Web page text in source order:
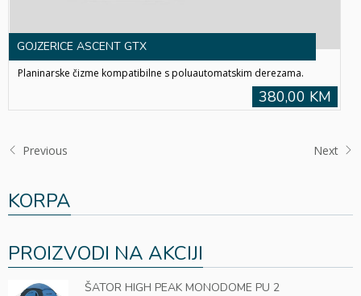
GOJZERICE ASCENT GTX
Planinarske čizme kompatibilne s poluautomatskim derezama.
380,00 KM
Previous Next
KORPA
PROIZVODI NA AKCIJI
ŠATOR HIGH PEAK MONODOME PU 2